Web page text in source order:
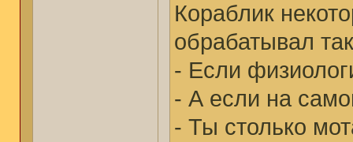
Кораблик
обрабатывал
- Если
- А если на
- Ты столько